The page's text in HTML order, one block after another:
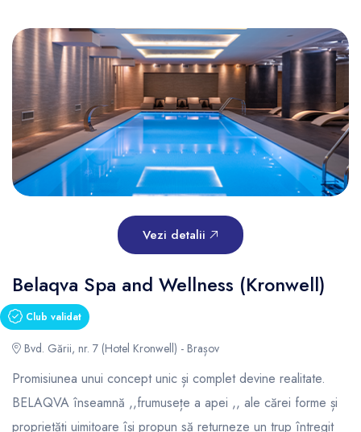
Vezi detalii
Belaqva Spa and Wellness (Kronwell)
Club validat
Bvd. Gării, nr. 7 (Hotel Kronwell) - Brașov
Promisiunea unui concept unic și complet devine realitate.
BELAQVA înseamnă ,,frumusețe a apei ,, ale cărei forme și
proprietăți uimitoare își propun să returneze un trup întregit